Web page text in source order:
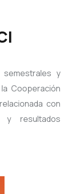
y
Cooperación
con
y resultados